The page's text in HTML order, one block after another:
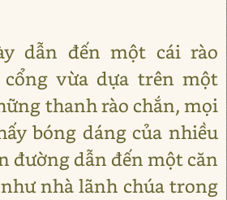
dẫn đến một cái rào
vừa dựa trên một
thanh rào chắn, mọi
bóng dáng của nhiều
đường dẫn đến một căn
nhà lãnh chúa trong